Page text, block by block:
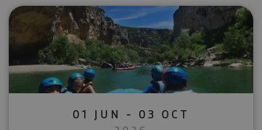
01 JUN - 03 OCT